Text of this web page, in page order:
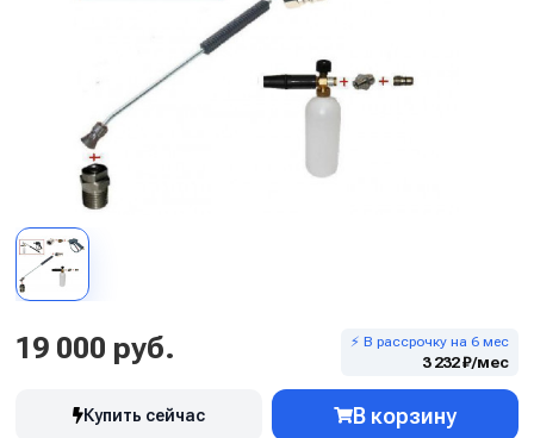
19 000 руб. ⚡ В рассрочку на 6 мес
3 232 ₽/мес
Купить сейчас В корзину